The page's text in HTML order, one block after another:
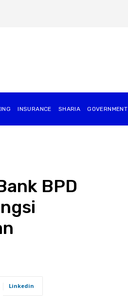
INSURANCE SHARIA GOVERNMENT
BPD
Linkedin